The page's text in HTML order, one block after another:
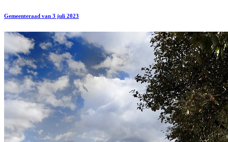
Gemeenteraad van 3 juli 2023